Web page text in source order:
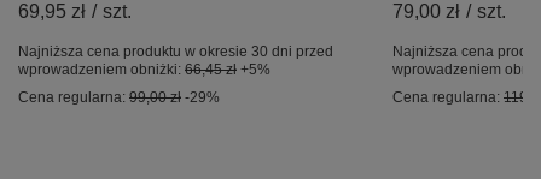
69,95 zł / szt.
Najniższa cena produktu w okresie 30 dni przed
wprowadzeniem obniżki: 66,45 zł +5%
Cena regularna: 99,00 zł -29%
79,00 zł / szt.
Najniższa cena
wprowadzeniem
Cena regularna: